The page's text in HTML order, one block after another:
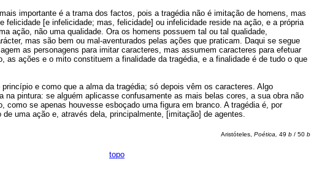
importante é a trama dos factos, pois a tragédia não é imitação de homens, mas
felicidade [e infelicidade; mas, felicidade] ou infelicidade reside na ação, e a própria
ação, não uma qualidade. Ora os homens possuem tal ou tal qualidade,
mas são bem ou mal-aventurados pelas ações que praticam. Daqui se segue
as personagens para imitar caracteres, mas assumem caracteres para efetuar
as ações e o mito constituem a finalidade da tragédia, e a finalidade é de tudo o que
e como que a alma da tragédia; só depois vêm os caracteres. Algo
na pintura: se alguém aplicasse confusamente as mais belas cores, a sua obra não
como se apenas houvesse esboçado uma figura em branco. A tragédia é, por
de uma ação e, através dela, principalmente, [imitação] de agentes.
Aristóteles, Poética, 49 b / 50 b
topo